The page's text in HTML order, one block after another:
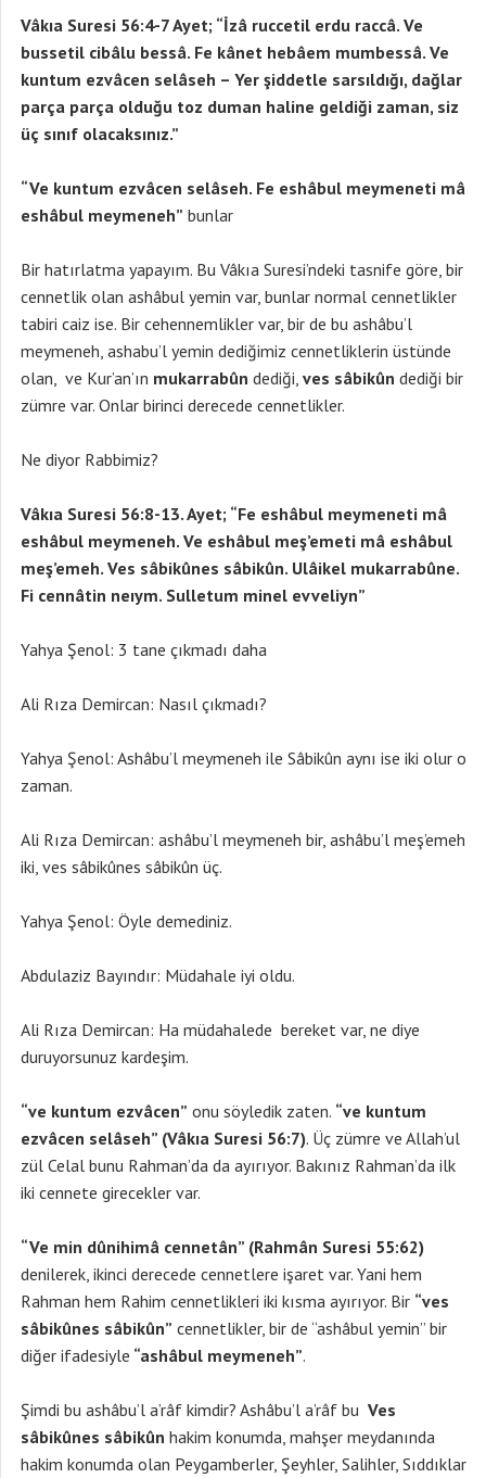
Vâkıa Suresi 56:4-7 Ayet; “İzâ ruccetil erdu raccâ. Ve
bussetil cibâlu bessâ. Fe kânet hebâem mumbessâ. Ve
kuntum ezvâcen selâseh – Yer şiddetle sarsıldığı, dağlar
parça parça olduğu toz duman haline geldiği zaman, siz
üç sınıf olacaksınız.”
“Ve kuntum ezvâcen selâseh. Fe eshâbul meymeneti mâ
eshâbul meymeneh” bunlar
Bir hatırlatma yapayım. Bu Vâkıa Suresi’ndeki tasnife göre, bir
cennetlik olan ashâbul yemin var, bunlar normal cennetlikler
tabiri caiz ise. Bir cehennemlikler var, bir de bu ashâbu’l
meymeneh, ashabu’l yemin dediğimiz cennetliklerin üstünde
olan, ve Kur’an’ın mukarrabûn dediği, ves sâbikûn dediği bir
zümre var. Onlar birinci derecede cennetlikler.
Ne diyor Rabbimiz?
Vâkıa Suresi 56:8-13. Ayet; “Fe eshâbul meymeneti mâ
eshâbul meymeneh. Ve eshâbul meş’emeti mâ eshâbul
meş’emeh. Ves sâbikûnes sâbikûn. Ulâikel mukarrabûne.
Fi cennâtin neıym. Sulletum minel evveliyn”
Yahya Şenol: 3 tane çıkmadı daha
Ali Rıza Demircan: Nasıl çıkmadı?
Yahya Şenol: Ashâbu’l meymeneh ile Sâbikûn aynı ise iki olur o
zaman.
Ali Rıza Demircan: ashâbu’l meymeneh bir, ashâbu’l meş’emeh
iki, ves sâbikûnes sâbikûn üç.
Yahya Şenol: Öyle demediniz.
Abdulaziz Bayındır: Müdahale iyi oldu.
Ali Rıza Demircan: Ha müdahalede bereket var, ne diye
duruyorsunuz kardeşim.
“ve kuntum ezvâcen” onu söyledik zaten. “ve kuntum
ezvâcen selâseh” (Vâkıa Suresi 56:7). Üç zümre ve Allah’ul
zül Celal bunu Rahman’da da ayırıyor. Bakınız Rahman’da ilk
iki cennete girecekler var.
“Ve min dûnihimâ cennetân” (Rahmân Suresi 55:62)
denilerek, ikinci derecede cennetlere işaret var. Yani hem
Rahman hem Rahim cennetlikleri iki kısma ayırıyor. Bir “ves
sâbikûnes sâbikûn” cennetlikler, bir de “ashâbul yemin” bir
diğer ifadesiyle “ashâbul meymeneh”.
Şimdi bu ashâbu’l a’râf kimdir? Ashâbu’l a’râf bu Ves
sâbikûnes sâbikûn hakim konumda, mahşer meydanında
hakim konumda olan Peygamberler, Şeyhler, Salihler, Sıddıklar